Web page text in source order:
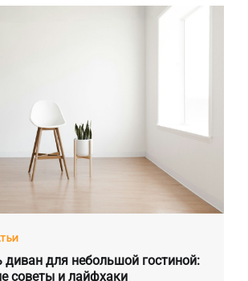
диван для небольшой гостиной:
советы и лайфхаки